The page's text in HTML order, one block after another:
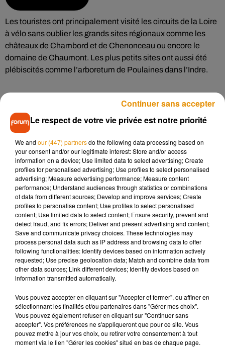
Les touristes ont principalement visité les circuits de la Loire
à vélo sans oublier les grands sites régionaux comme les
châteaux de Chambord et de Chenonceau ou encore le
domaine de Chaumont. Les plus petits sites ont aussi été
plébiscités comme l’arboretum de Poulaines dans l’Indre.
Suite à la crise du coronavirus,les touristes internationaux
ont été peu nombreux. En revanche, un renforcement du
tourisme national et du tourisme de proximité a été observé :
Écouter le podcast
Malgré le renforcement des mesures sanitaires à l’échelle
nationale, avec le port du masque obligatoire dans les lieux
clos, et parfois en extérieur, François Bonneau reste confiant
été se sont faites dans le respect des gestes barrières dans
de bonnes conditions. Les contraintes peuvent donc
continuer à être conciliées avec le plaisir
Le respect de votre vie privée est notre priorité
We and our (447) partnersdo the following data processing based on
your consent and/or our legitimate interest: Store and/or access
information on a device; Use limited data to select advertising; Create
profiles for personalised advertising; Use profiles to select personalised
advertising; Measure advertising performance; Measure content
performance; Understand audiences through statistics or combinations
of data from different sources; Develop and improve services; Create
profiles to personalise content; Use profiles to select personalised
content; Use limited data to select content; Ensure security, prevent and
detect fraud, and fix errors; Deliver and present advertising and content;
Save and communicate privacy choices. These technologies may
process personal data such as IP address and browsing data to offer
following functionalities: Identify devices based on information actively
requested; Use precise geolocation data; Match and combine data from
other data sources; Link different devices; Identify devices based on
information transmitted automatically.
Vous pouvez accepter en cliquant sur "Accepter et fermer", ou affiner en
sélectionnant les finalités et/ou partenaires dans "Gérer mes choix".
Vous pouvez également refuser en cliquant sur "Continuer sans
accepter". Vos préférences ne s'appliqueront que pour ce site. Vous
pouvez mettre à jour vos choix, ou retirer votre consentement à tout
moment via le lien "Gérer les cookies" situé en bas de chaque page.
Continuer sans accepter